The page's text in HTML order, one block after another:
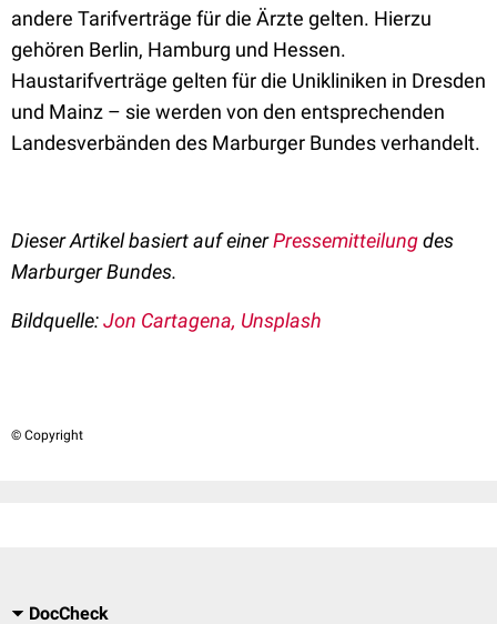
andere Tarifverträge für die Ärzte gelten. Hierzu
gehören Berlin, Hamburg und Hessen.
Haustarifverträge gelten für die Unikliniken in Dresden
und Mainz – sie werden von den entsprechenden
Landesverbänden des Marburger Bundes verhandelt.
Dieser Artikel basiert auf einerPressemitteilungdes
Marburger Bundes.
Bildquelle:Jon Cartagena, Unsplash
© Copyright
DocCheck